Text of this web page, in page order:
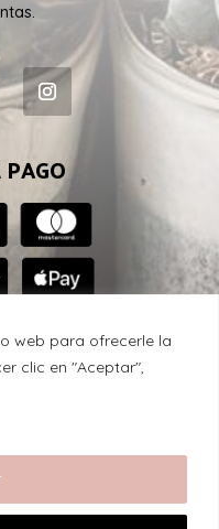
web para ofrecerle la
clic en "Aceptar",
© 2024